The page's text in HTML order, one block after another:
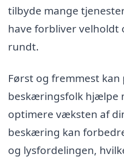
tilbyde mange
have forbliver velholdt
rundt.
Først og fremmest
beskæringsfolk hjælpe
optimere væksten af
beskæring kan
og lysfordelingen,